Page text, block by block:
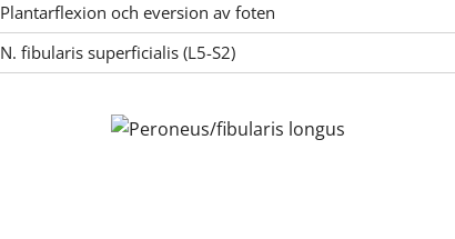
Plantarflexion och eversion av foten
N. fibularis superficialis (L5-S2)